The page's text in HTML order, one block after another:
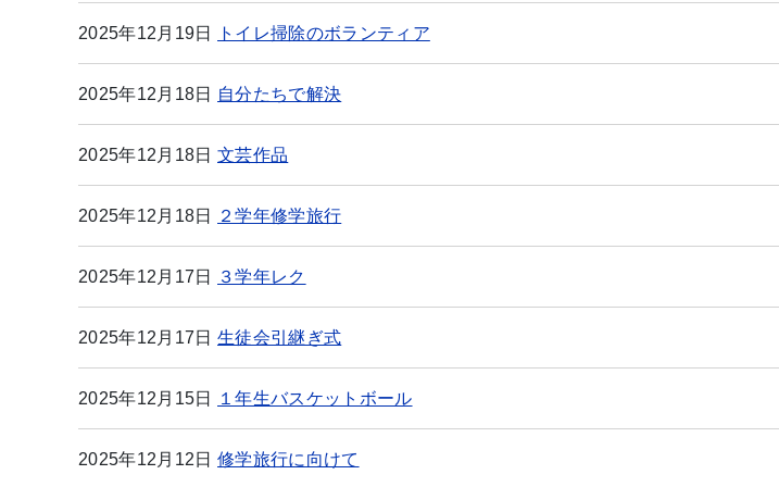
2025年12月19日 トイレ掃除のボランティア
2025年12月18日 自分たちで解決
2025年12月18日 文芸作品
2025年12月18日 ２学年修学旅行
2025年12月17日 ３学年レク
2025年12月17日 生徒会引継ぎ式
2025年12月15日 １年生バスケットボール
2025年12月12日 修学旅行に向けて